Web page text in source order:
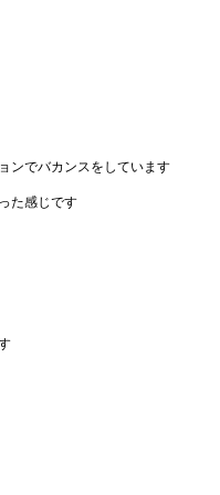
ンでバカンスをしています
た感じです